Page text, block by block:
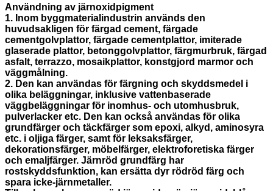
Användning av järnoxidpigment
1. Inom byggmaterialindustrin används den
huvudsakligen för färgad cement, färgade
cementgolvplattor, färgade cementplattor, imiterade
glaserade plattor, betonggolvplattor, färgmurbruk, färgad
asfalt, terrazzo, mosaikplattor, konstgjord marmor och
väggmålning.
2. Den kan användas för färgning och skyddsmedel i
olika beläggningar, inklusive vattenbaserade
väggbeläggningar för inomhus- och utomhusbruk,
pulverlacker etc. Den kan också användas för olika
grundfärger och täckfärger som epoxi, alkyd, aminosyra
etc. i oljiga färger, samt för leksaksfärger,
dekorationsfärger, möbelfärger, elektroforetiska färger
och emaljfärger. Järnröd grundfärg har
rostskyddsfunktion, kan ersätta dyr rödröd färg och
spara icke-järnmetaller.